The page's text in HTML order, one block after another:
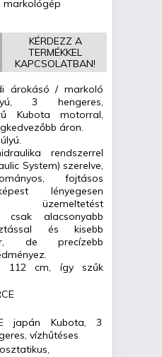
markológép
KÉRDEZZ A
TERMÉKKEL
KAPCSOLATBAN!
árokásó / markoló
3 hengeres,
Kubota motorral,
áron.
rendszerrel
System) szerelve,
fojtásos
lényegesen
üzemeltetést
csak alacsonyabb
és kisebb
de precízebb
112 cm, így szűk
japán Kubota, 3
vízhűtéses